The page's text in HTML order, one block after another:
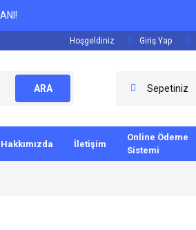
Hoşgeldiniz Giriş Yap
ARA Sepetiniz
Hakkımızda İletişim
Online Ödeme
Sistemi